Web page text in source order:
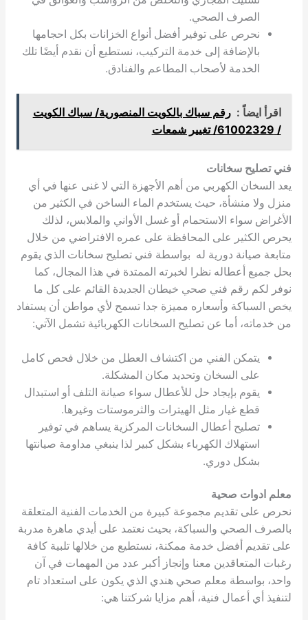
الصرف الصحي.
نحرص على توفير أفضل أنواع الخزانات بكل احجامها
بالإضافة إلى خدمة التركيب، نستطيع أن نقدم أيضًا تلك
الخدمة لأصحاب المطاعم والفنادق.
اقرأ ايضاً : رقم سباك بالكويت المنصورية/ سباك الكويت
/ 61002329/ تغيير شمعات
فني تصليح سخانات
يعد السخان الكهربي من أهم الأجهزة التي لا غنى عنها في أي
منزل ولا منشأة، حيث يستخدم الماء الساخن في الكثير من
الأغراض سواء الاستحمام أو غسل الأواني والملابس، لذلك
يحرص الكثير على المحافظة على عمره الافتراضي من خلال
متابعة صيانة دورية له بواسطة فني تصليح سخانات الذي يقوم
بحل جميع أعطاله نظرا لخبرته الممتدة في هذا المجال، كما
نوفر لكم رقم فني صحي خيطان الجديدة القائم على كل ما
يخص السباكة وأسعاره مميزة جدا تسمح لأي مواطن أن يستفاد
من خدماته، أما عن تصليح السخانات الكهربائية تشمل الآتي:
يتمكن الفني من اكتشاف العطل من خلال فحص كامل
على السخان وتحديد مكان المشكلة.
يقوم بإيجاد حل للأعطال سواء صيانة التلف أو استبدال
قطع غيار مثل الهيترات والثرموستات وغيرها.
تصليح أعطال السخانات المركزية يساهم في توفير
استهلاك الكهرباء بشكل كبير لذا ينبغي مداومة صيانتها
بشكل دوري.
معلم ادوات صحية
نحرص على تقديم مجموعة كبيرة من الخدمات الفنية المتعلقة
بالصرف الصحي والسباكة، بحيث نعتمد على أيدي ماهرة مدربة
على تقديم أفضل خدمة ممكنة، نستطيع من خلالها تلبية كافة
رغبات المتعاقدين معنا وإنجاز أكبر عدد من المهمات في آن
واحد، بواسطة معلم صحي هندي الذي يكون على استعداد تام
لتنفيذ أي أعمال فنية، أهم مزايا شركتنا هي: